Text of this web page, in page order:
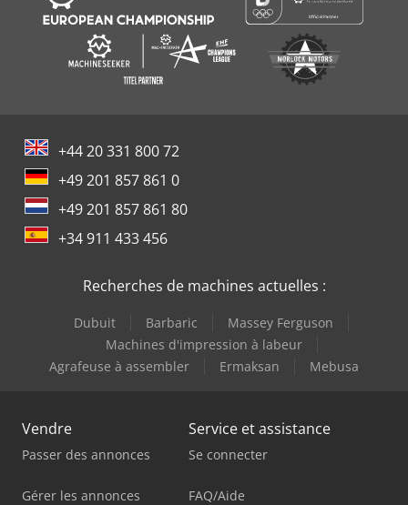
+44 20 331 800 72
+49 201 857 861 0
+49 201 857 861 80
+34 911 433 456
Recherches de machines actuelles :
Dubuit Barbaric
Massey Ferguson
Machines d'impression à labeur
Agrafeuse à assembler
Ermaksan Mebusa
Vendre
Passer des annonces
Gérer les annonces
Service et assistance
Se connecter
FAQ/Aide